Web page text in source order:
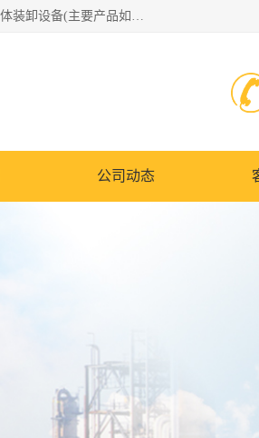
连云港众邦石化设备制造有限公司是一家鹤管厂家主营：鹤管、装车鹤管等，是致力于石油、石化等流体装卸设备(主要产品如鹤管、输油臂、脱缆钩等)的咨询、设计、制造、检测、安装指导、系统调试、维修维护等业务的公司。
公司动态